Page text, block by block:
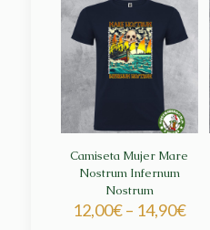
Camiseta Mujer Mare
Nostrum Infernum
Nostrum
12,00€– 14,90€